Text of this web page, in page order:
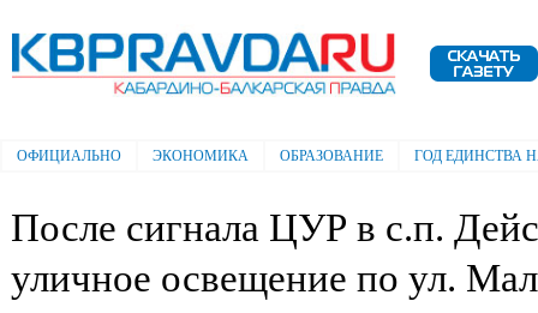
Электронная газета "Кабардино-
Балкарская правда"
Главное меню
ОФИЦИАЛЬНО ЭКОНОМИКА ОБРАЗОВАНИЕ ГОД ЕДИНСТВА
После сигнала ЦУР в с.п.
уличное освещение по ул.